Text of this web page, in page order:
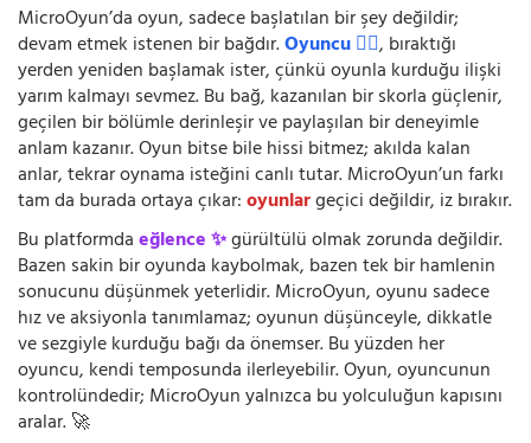
MicroOyun’da oyun, sadece başlatılan bir şey değildir;
devam etmek istenen bir bağdır.Oyuncu 🧍‍♂️, bıraktığı
yerden yeniden başlamak ister, çünkü oyunla kurduğu ilişki
yarım kalmayı sevmez. Bu bağ, kazanılan bir skorla güçlenir,
geçilen bir bölümle derinleşir ve paylaşılan bir deneyimle
anlam kazanır. Oyun bitse bile hissi bitmez; akılda kalan
anlar, tekrar oynama isteğini canlı tutar. MicroOyun’un farkı
tam da burada ortaya çıkar:oyunlargeçici değildir, iz bırakır.
Bu platformdaeğlence ✨gürültülü olmak zorunda değildir.
Bazen sakin bir oyunda kaybolmak, bazen tek bir hamlenin
sonucunu düşünmek yeterlidir. MicroOyun, oyunu sadece
hız ve aksiyonla tanımlamaz; oyunun düşünceyle, dikkatle
ve sezgiyle kurduğu bağı da önemser. Bu yüzden her
oyuncu, kendi temposunda ilerleyebilir. Oyun, oyuncunun
kontrolündedir; MicroOyun yalnızca bu yolculuğun kapısını
aralar. 🚀